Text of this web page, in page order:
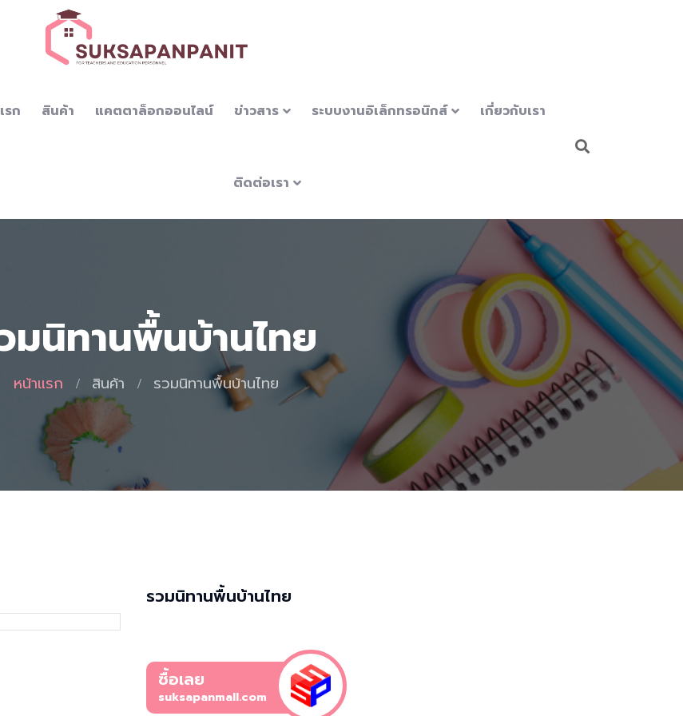
รก สินค้า แคตตาล็อกออนไลน์ ข่าวสาร ระบบงานอิเล็กทรอนิกส์ เกี่ยวกับเรา
ติดต่อเรา
มนิทานพื้นบ้านไทย
หน้าแรก สินค้า รวมนิทานพื้นบ้านไทย
รวมนิทานพื้นบ้านไทย
ซื้อเลย
suksapanmall.com